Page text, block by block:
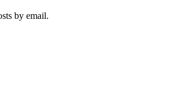
by email.